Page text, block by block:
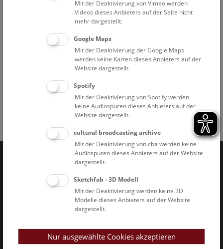
im Narrenturm (Spitalgasse 2, 1090 Wien)
Die Schausammlung kann selbstständig besichtigt werden.
Der Zugang ist barrierefrei.
Follow us on Google
Naturhistorisches Museum Wien © 2026
Impressum & AGB Datenschutz
Mit der Deaktivierung von Vimeo werden
Videos dieses Anbieters auf der Seite nicht
mehr dargestellt.
Google Maps
Mit der Deaktivierung der Google Maps
werden keine Karten dieses Anbieters auf der
Website dargestellt.
Spotify
Mit der Deaktivierung von Spotify werden
keine Audiospuren dieses Anbieters auf der
Website dargestellt.
cultural broadcasting archive
Mit der Deaktivierung von cba werden keine
Audiospuren dieses Anbieters auf der Website
dargestellt.
Sketchfab - 3D Modell
Mit der Deaktivierung werden keine 3D
Modelle dieses Anbieters auf der Website
dargestellt.
Nur ausgewählte Cookies akzeptieren